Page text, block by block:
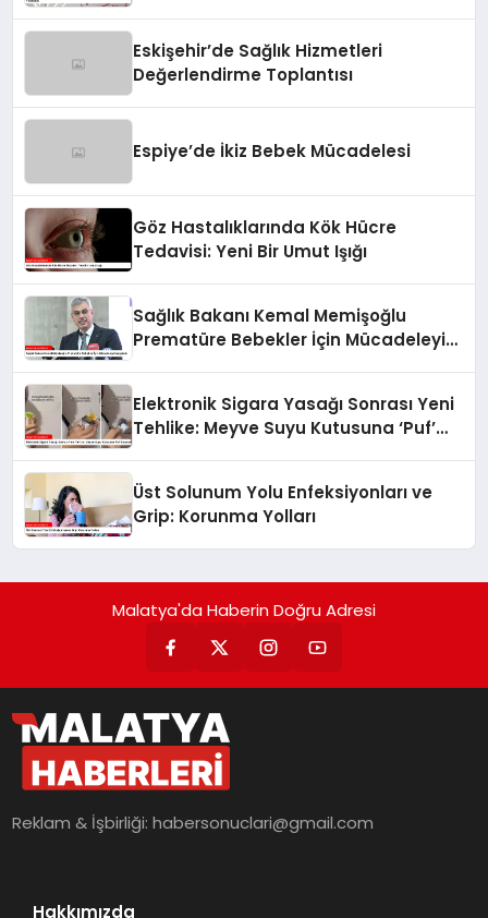
Eskişehir’de Sağlık Hizmetleri
Değerlendirme Toplantısı
Espiye’de İkiz Bebek Mücadelesi
Göz Hastalıklarında Kök Hücre
Tedavisi: Yeni Bir Umut Işığı
Sağlık Bakanı Kemal Memişoğlu
Prematüre Bebekler İçin Mücadeleyi
Elektronik Sigara Yasağı Sonrası Yeni
Tehlike: Meyve Suyu Kutusuna ‘Puf’
Üst Solunum Yolu Enfeksiyonları ve
Grip: Korunma Yolları
Malatya'da Haberin Doğru Adresi
Reklam & İşbirliği:habersonuclari@gmail.com
Hakkımızda